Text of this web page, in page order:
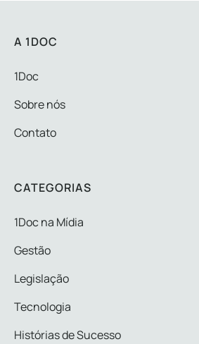
A 1DOC
1Doc
Sobre nós
Contato
CATEGORIAS
1Doc na Mídia
Gestão
Legislação
Tecnologia
Histórias de Sucesso